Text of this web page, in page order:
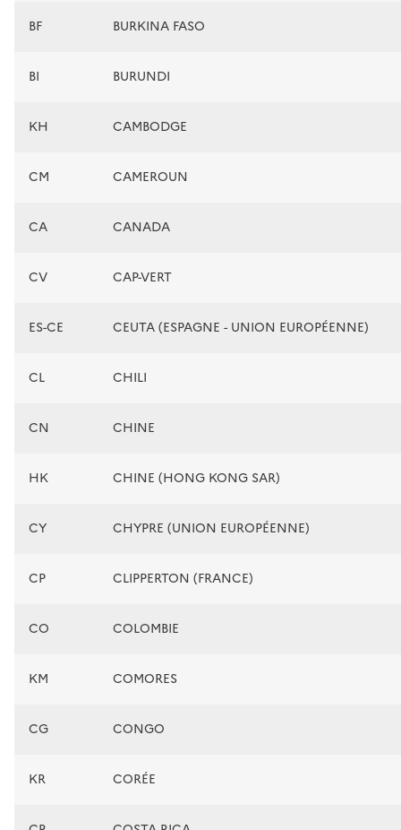
BF BURKINA FASO
BI BURUNDI
KH CAMBODGE
CM CAMEROUN
CA CANADA
CV CAP-VERT
ES-CE CEUTA (ESPAGNE - UNION EUROPÉENNE)
CL CHILI
CN CHINE
HK CHINE (HONG KONG SAR)
CY CHYPRE (UNION EUROPÉENNE)
CP CLIPPERTON (FRANCE)
CO COLOMBIE
KM COMORES
CG CONGO
KR CORÉE